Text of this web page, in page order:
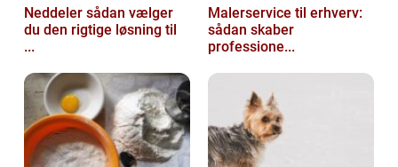
Neddeler sådan vælger
du den rigtige løsning til
...
Malerservice til erhverv:
sådan skaber
professione...